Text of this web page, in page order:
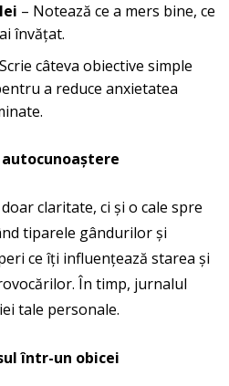
– Notează ce a mers bine, ce
învățat.
câteva obiective simple
a reduce anxietatea
claritate, ci și o cale spre
tiparele gândurilor și
ce îți influențează starea și
În timp, jurnalul
tale personale.
într-un obicei